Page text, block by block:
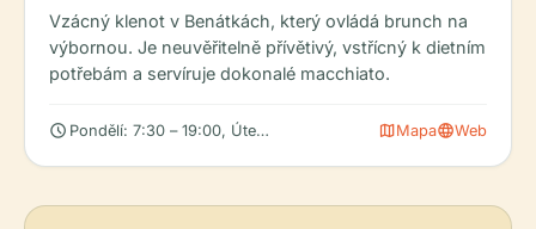
Vzácný klenot v Benátkách, který ovládá brunch na
výbornou. Je neuvěřitelně přívětivý, vstřícný k dietním
potřebám a servíruje dokonalé macchiato.
schedule Pondělí: 7:30 – 19:00, Úterý: 7:30 – 19:00, Středa: 7:30 – 19:00
mapMapalanguageWeb